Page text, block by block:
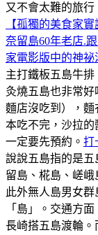
又不會太難的旅
【孤獨的美食家
奈留島60年老店.
家電影版中的神祕
主打鐵板五島牛排
灸燒五島也非常
麵店沒吃到），
本吃不完，沙拉
一定要先預約。 打
說說五島指的是
留島、椛島、嵯峨
此外無人島男女
「島」。交通方
長崎搭五島渡輪